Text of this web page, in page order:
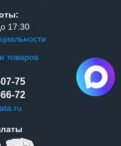
17:30
товаров
75
72